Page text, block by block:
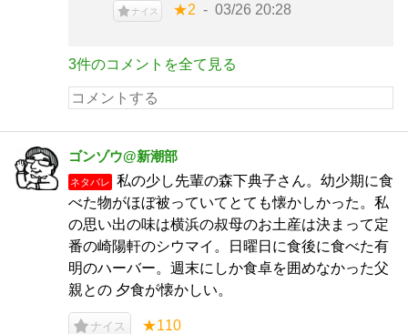
ナイス ★2 03/26 20:28
3件のコメントを全て見る
ゴンゾウ@新潮部
ネタバレ
私の少し先輩の森下典子さん。幼少期に食
べた物がほぼ被っていてとても懐かしかった。私
の思い出の味は横浜の叔母のお土産は決まって定
番の崎陽軒のシウマイ。日曜日に食後に食べた有
明のハーバー。週末にしか食卓を囲めなかった父
親との 夕食が懐かしい。
ナイス ★110